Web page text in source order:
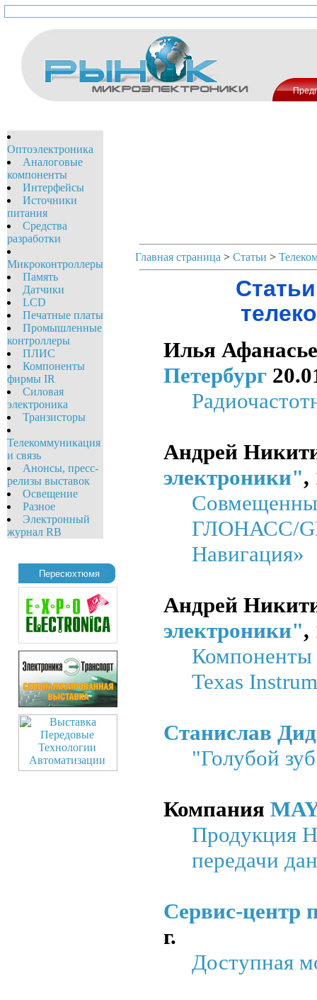
Оптоэлектроника
Аналоговые
компоненты
Интерфейсы
Источники
питания
Средства
разработки
Микроконтроллеры
Память
Датчики
LCD
Печатные платы
Промышленные
контроллеры
ПЛИС
Компоненты
фирмы IR
Силовая
электроника
Транзисторы
Телекоммуникация
и связь
Анонсы, пресс-
релизы выставок
Освещение
Разное
Электронный
журнал RB
Пересюхтюмя
Главная страница > Статьи >
Илья
Петербург
Андрей
электроники",
ГЛОНАСС/
Навигация»
Андрей
электроники",
Компоненты
Texas
Станислав
"Голубой
Компания MAY
Продукция
передачи
Сервис-центр
г.
Доступная